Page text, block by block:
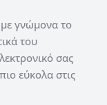
με γνώμονα το
του
σας
εύκολα στις